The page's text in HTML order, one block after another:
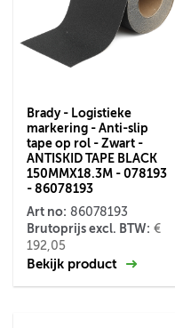
Brady - Logistieke
markering - Anti-slip
tape op rol - Zwart -
ANTISKID TAPE BLACK
150MMX18.3M - 078193
- 86078193
Art no: 86078193
Brutoprijs excl. BTW: €
192,05
Bekijk product